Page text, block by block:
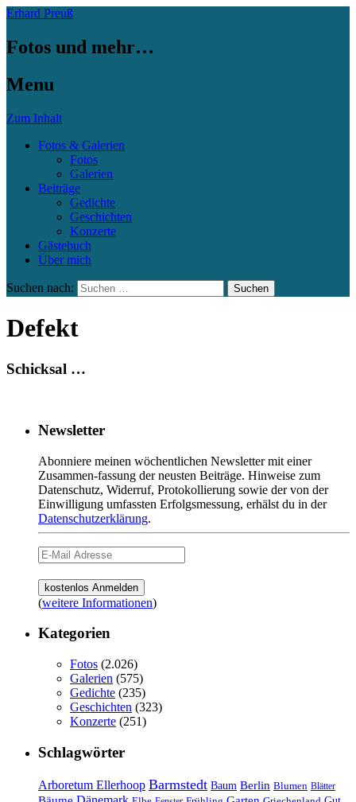
Erhard Preuß
Fotos und mehr…
Menu
Zum Inhalt
Fotos & Galerien
Fotos
Galerien
Beiträge
Gedichte
Geschichten
Konzerte
Gästebuch
Über mich
Suchen nach:
Defekt
Schicksal …
Newsletter
Abonniere meinen wöchentlichen Newsletter mit einer
Zusammen-fassung der neusten Beiträge. Hinweise zum
Datenschutz, Widerruf, Protokollierung sowie der von der
Einwilligung umfassten Erfolgsmessung, erhälst du in der
Datenschutzerklärung.
(weitere Informationen)
Kategorien
Fotos (2.026)
Galerien (575)
Gedichte (235)
Geschichten (323)
Konzerte (251)
Schlagwörter
Arboretum Ellerhoop Barmstedt Baum Berlin Blumen Blätter